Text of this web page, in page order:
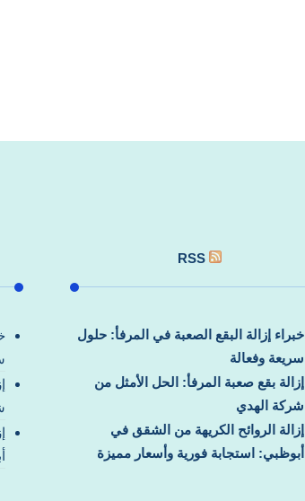
RSS
خبراء إزالة البقع الصعبة في المرفأ: حلول
سريعة وفعالة
إزالة بقع صعبة المرفأ: الحل الأمثل من
شركة الهدي
إزالة الروائح الكريهة من الشقق في
أبوظبي: استجابة فورية وأسعار مميزة